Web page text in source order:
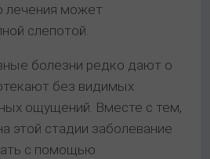
лечения может
слепотой.
болезни редко дают о
без видимых
ощущений. Вместе с тем,
этой стадии заболевание
с помощью